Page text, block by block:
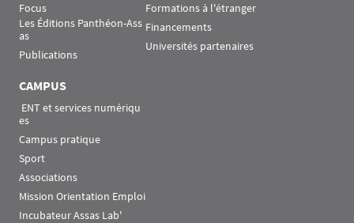
Focus
Les Éditions Panthéon-Ass
as
Publications
Formations à l'étranger
Financements
Universités partenaires
CAMPUS
es
Campus pratique
Sport
Associations
Mission Orientation Emploi
Incubateur Assas Lab'